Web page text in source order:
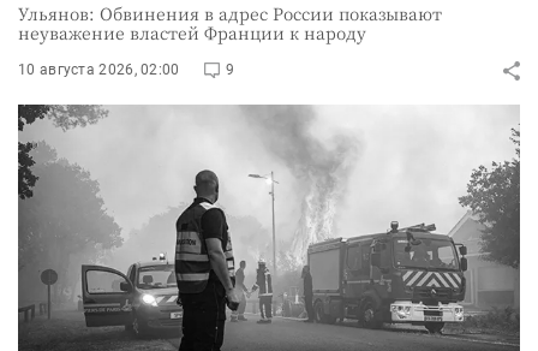
Ульянов: Обвинения в адрес России показывают
неуважение властей Франции к народу
10 августа 2026, 02:00 9